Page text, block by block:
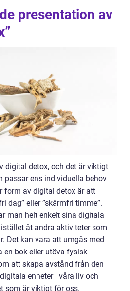
presentation av
digital detox, och det är viktigt
passar ens individuella behov
form av digital detox är att
dag” eller ”skärmfri timme”.
man helt enkelt sina digitala
åt andra aktiviteter som
Det kan vara att umgås med
en bok eller utöva fysisk
att skapa avstånd från den
enheter i våra liv och
som är viktigt för oss.